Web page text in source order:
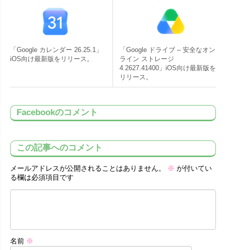
「Google カレンダー 26.25.1」
iOS向け最新版をリリース。
「Google ドライブ – 安全なオン
ライン ストレージ
4.2627.41400」iOS向け最新版を
リリース。
Facebookのコメント
この記事へのコメント
メールアドレスが公開されることはありません。 ※ が付いてい
る欄は必須項目です
名前 ※